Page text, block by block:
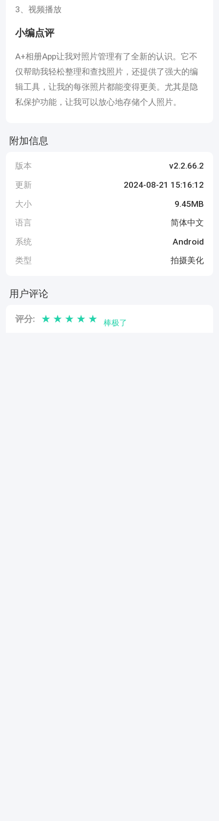
3、视频播放
小编点评
A+相册App让我对照片管理有了全新的认识。它不
仅帮助我轻松整理和查找照片，还提供了强大的编
辑工具，让我的每张照片都能变得更美。尤其是隐
私保护功能，让我可以放心地存储个人照片。
附加信息
版本
v2.2.66.2
更新
2024-08-21 15:16:12
大小
9.45MB
语言
简体中文
系统
Android
类型
拍摄美化
用户评论
评分: ★ ★ ★ ★ ★ 棒极了